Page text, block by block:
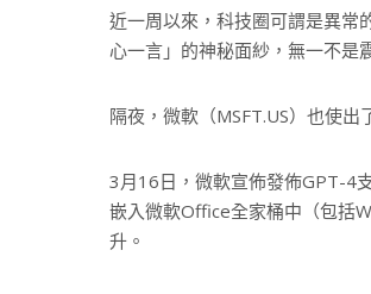
近一周以來，科技圈可謂是異常
心一言」的神秘面紗，無一不是
隔夜，微軟（MSFT.US）也使
3月16日，微軟宣佈發佈GPT-4
嵌入微軟Office全家桶中（包括
升。